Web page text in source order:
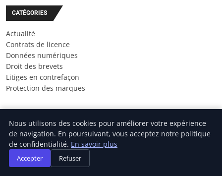
CATÉGORIES
Actualité
Contrats de licence
Données numériques
Droit des brevets
Litiges en contrefaçon
Protection des marques
AVOCAT PROPRIETE INTELLECTUELLE
Nous utilisons des cookies pour améliorer votre expérience
de navigation. En poursuivant, vous acceptez notre politique
de confidentialité. En savoir plus
Accepter Refuser